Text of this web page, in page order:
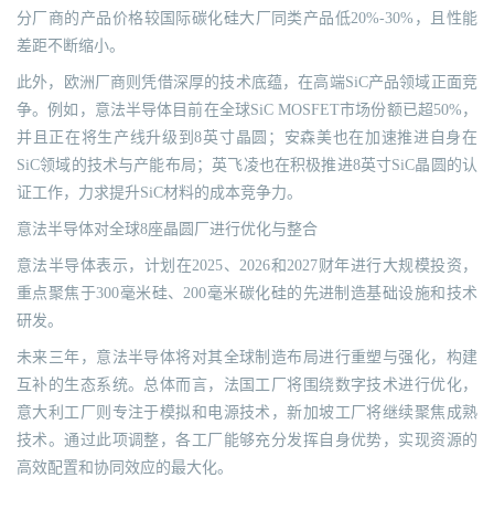
分厂商的产品价格较国际碳化硅大厂同类产品低20%-30%，且性能
差距不断缩小。
此外，欧洲厂商则凭借深厚的技术底蕴，在高端SiC产品领域正面竞
争。例如，意法半导体目前在全球SiC MOSFET市场份额已超50%，
并且正在将生产线升级到8英寸晶圆；安森美也在加速推进自身在
SiC领域的技术与产能布局；英飞凌也在积极推进8英寸SiC晶圆的认
证工作，力求提升SiC材料的成本竞争力。
意法半导体对全球8座晶圆厂进行优化与整合
意法半导体表示，计划在2025、2026和2027财年进行大规模投资，
重点聚焦于300毫米硅、200毫米碳化硅的先进制造基础设施和技术
研发。
未来三年，意法半导体将对其全球制造布局进行重塑与强化，构建
互补的生态系统。总体而言，法国工厂将围绕数字技术进行优化，
意大利工厂则专注于模拟和电源技术，新加坡工厂将继续聚焦成熟
技术。通过此项调整，各工厂能够充分发挥自身优势，实现资源的
高效配置和协同效应的最大化。